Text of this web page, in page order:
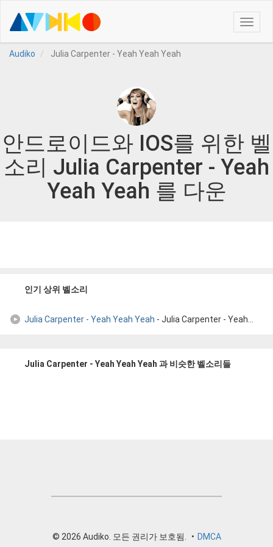
Toggle
Audiko
Julia Carpenter - Yeah Yeah Yeah
안드로이드와 IOS를 위한 벨
소리 Julia Carpenter - Yeah
Yeah Yeah 를 다운
인기 상위 벨소리
Julia Carpenter - Yeah Yeah Yeah - Julia Carpenter - Yeah Yeah Yeah
Julia Carpenter - Yeah Yeah Yeah 과 비슷한 벨소리들
© 2026 Audiko. 모든 권리가 보호됨. • DMCA